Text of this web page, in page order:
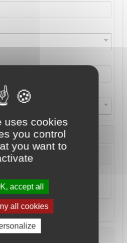
uses cookies
you control
you want to
accept all
all cookies
ou Passeport *
n'est pas acceptée